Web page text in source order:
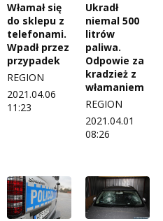
Włamał się
do sklepu z
telefonami.
Wpadł przez
przypadek
REGION
2021.04.06
11:23
Ukradł
niemal 500
litrów
paliwa.
Odpowie za
kradzież z
włamaniem
REGION
2021.04.01
08:26